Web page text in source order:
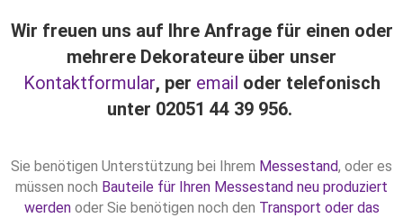
Wir freuen uns auf Ihre Anfrage für einen oder
mehrere Dekorateure über unser
Kontaktformular, per email oder telefonisch
unter 02051 44 39 956.
Sie benötigen Unterstützung bei Ihrem Messestand, oder es
müssen noch Bauteile für Ihren Messestand neu produziert
werdenoder Sie benötigen noch den Transport oder das